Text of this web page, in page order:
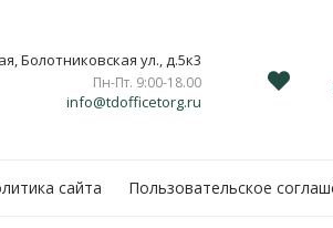
Болотниковская ул., д.5к3
Пн-Пт. 9:00-18.00
info@tdofficetorg.ru
сайта Пользовательское